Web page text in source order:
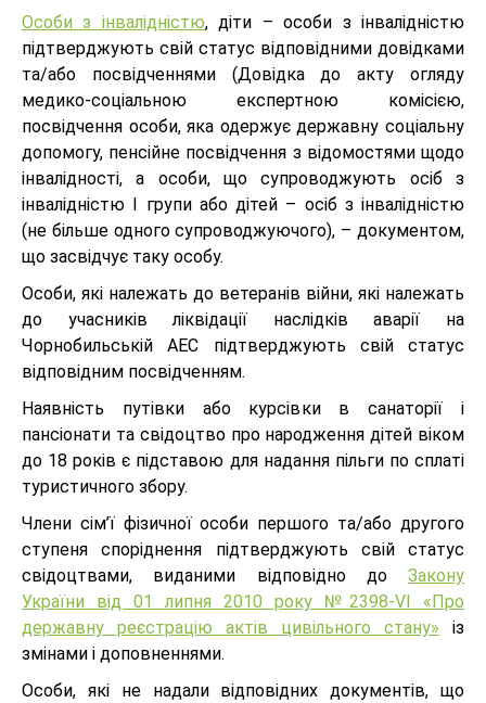
Особи з інвалідністю, діти – особи з інвалідністю
підтверджують свій статус відповідними довідками
та/або посвідченнями (Довідка до акту огляду
медико-соціальною експертною комісією,
посвідчення особи, яка одержує державну соціальну
допомогу, пенсійне посвідчення з відомостями щодо
інвалідності, а особи, що супроводжують осіб з
інвалідністю I групи або дітей – осіб з інвалідністю
(не більше одного супроводжуючого), – документом,
що засвідчує таку особу.
Особи, які належать до ветеранів війни, які належать
до учасників ліквідації наслідків аварії на
Чорнобильській АЕС підтверджують свій статус
відповідним посвідченням.
Наявність путівки або курсівки в санаторії і
пансіонати та свідоцтво про народження дітей віком
до 18 років є підставою для надання пільги по сплаті
туристичного збору.
Члени сім’ї фізичної особи першого та/або другого
ступеня споріднення підтверджують свій статус
свідоцтвами, виданими відповідно до Закону
України від 01 липня 2010 року №2398-VІ «Про
державну реєстрацію актів цивільного стану» із
змінами і доповненнями.
Особи, які не надали відповідних документів, що